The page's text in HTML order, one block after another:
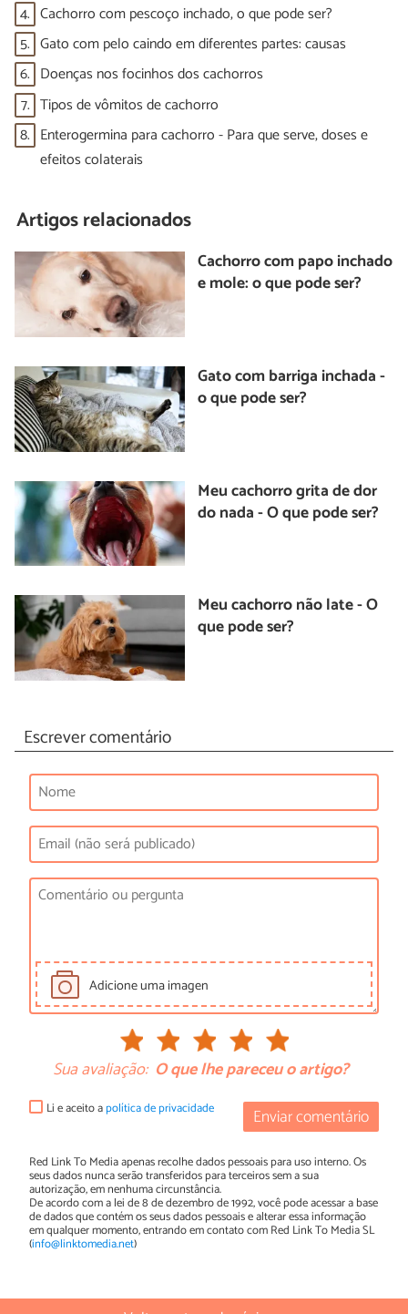
4. Cachorro com pescoço inchado, o que pode ser?
5. Gato com pelo caindo em diferentes partes: causas
6. Doenças nos focinhos dos cachorros
7. Tipos de vômitos de cachorro
8. Enterogermina para cachorro - Para que serve, doses e
efeitos colaterais
Artigos relacionados
Cachorro com papo inchado
e mole: o que pode ser?
Gato com barriga inchada -
o que pode ser?
Meu cachorro grita de dor
do nada - O que pode ser?
Meu cachorro não late - O
que pode ser?
Escrever comentário
Adicione uma imagen
Sua avaliação: O que lhe pareceu o artigo?
Enviar comentário
Li e aceito apolítica de privacidade
Red Link To Media apenas recolhe dados pessoais para uso interno. Os
seus dados nunca serão transferidos para terceiros sem a sua
autorização, em nenhuma circunstância.
De acordo com a lei de 8 de dezembro de 1992, você pode acessar a base
de dados que contém os seus dados pessoais e alterar essa informação
em qualquer momento, entrando em contato com Red Link To Media SL
(info@linktomedia.net)